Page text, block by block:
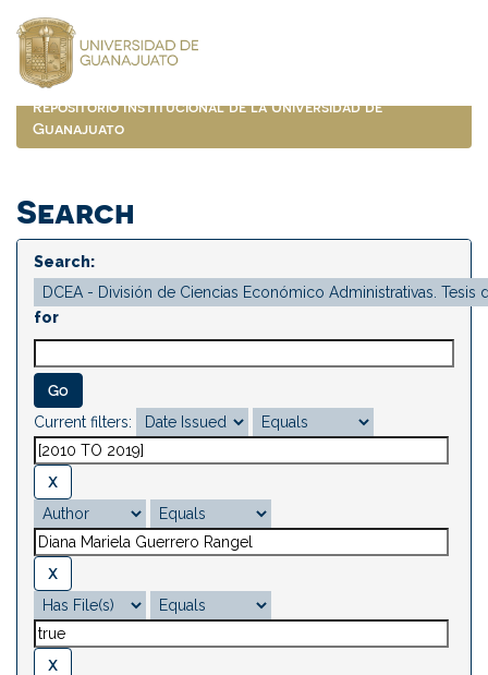
navigation
Repositorio Institucional de la Universidad de
Guanajuato
Search
Search:
for
Current filters: